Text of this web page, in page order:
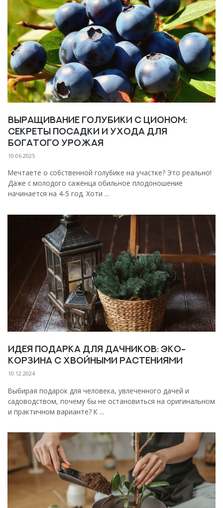
Выращивание голубики с Ционом:
Секреты посадки и ухода для
богатого урожая
10.06.2025
Мечтаете о собственной голубике на участке? Это реально!
Даже с молодого саженца обильное плодоношение
начинается на 4-5 год. Хоти ...
Идея подарка для дачников: эко-
корзина с хвойными растениями
10.12.2024
Выбирая подарок для человека, увлеченного дачей и
садоводством, почему бы не остановиться на оригинальном
и практичном варианте? К ...